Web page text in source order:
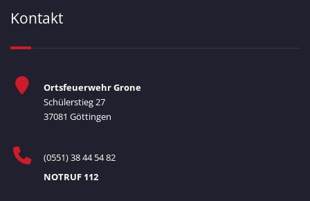
Kontakt
Ortsfeuerwehr Grone
Schülerstieg 27
37081 Göttingen
(0551) 38 44 54 82
NOTRUF 112